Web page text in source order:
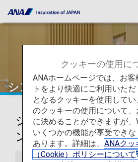
シンガポール
シンガポール・チャン
ンジ
クッキーの使用に
ANAホームページでは、お客
トをより快適にご利用いた
となるクッキーを使用して
のクッキーの使用について
に決めることができますが、
いくつかの機能が享受でき
あります。詳細は、 ANAクッ
（Cookie）ポリシーについて